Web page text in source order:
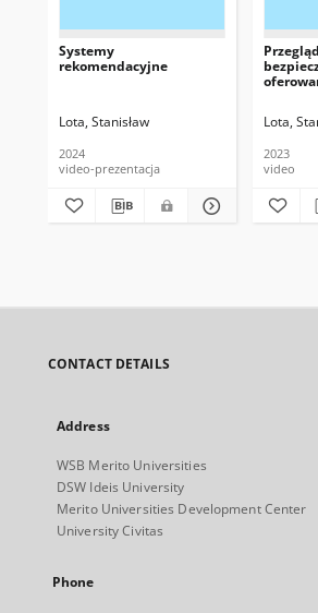
Systemy
rekomendacyjne
Lota, Stanisław
2024
video-prezentacja
Lota,
2023
video
CONTACT DETAILS
Address
WSB Merito Universities
DSW Ideis University
Merito Universities Development Center
University Civitas
Phone